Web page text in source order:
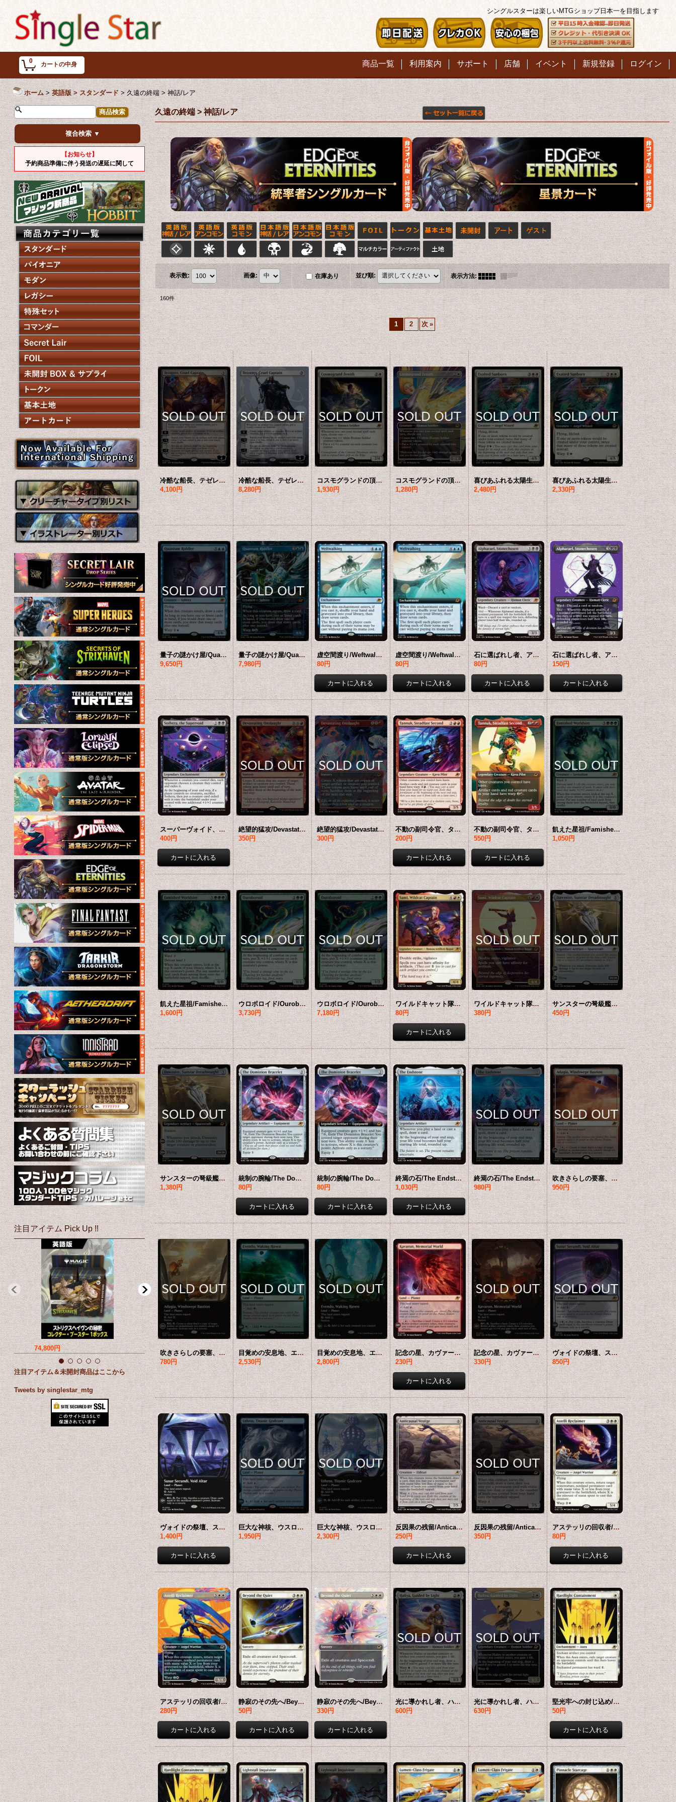
0 カートの中身
シングルスターは楽しいMTGショップ日本一を目指します
ログイン
新規登録
イベント
店舗
サポート
利用案内
商品一覧
ホーム > 英語版 > スタンダード > 久遠の終端 > 神話/レア
複合検索 ▼
【お知らせ】
予約商品準備に伴う発送の遅延に関して
注目アイテム Pick Up !!
74,800円 69,800円 22,800円 22,800円 18,800円
注目アイテム＆未開封商品はここから
Tweets by singlestar_mtg
久遠の終端 > 神話/レア
表示数: 画像: 在庫あり 並び順: 表示方法:
160件
1 2 次 »
冷酷な船長、テゼレット/Tezzeret, Cruel Captain 【英語版】 [EOE-無MR]
4,100円
冷酷な船長、テゼレット/Tezzeret, Cruel Captain (全面アート版) 【英語版】 [EOE-無MR]*詳細要確認
8,280円
コスモグランドの頂点/Cosmogrand Zenith 【英語版】 [EOE-白MR]
1,930円
コスモグランドの頂点/Cosmogrand Zenith (全面アート版) 【英語版】 [EOE-白MR]*詳細要確認
1,280円
喜びあふれる太陽生まれ/Exalted Sunborn 【英語版】 [EOE-白MR]
2,480円
喜びあふれる太陽生まれ/Exalted Sunborn (拡張アート版) 【英語版】 [EOE-白MR]*詳細要確認
2,330円
量子の謎かけ屋/Quantum Riddler 【英語版】 [EOE-青MR]
9,650円
量子の謎かけ屋/Quantum Riddler (全面アート版) 【英語版】 [EOE-青MR]*詳細要確認
7,980円
虚空間渡り/Weftwalking 【英語版】 [EOE-青MR]
80円
虚空間渡り/Weftwalking (拡張アート版) 【英語版】 [EOE-青MR]*詳細要確認
80円
石に選ばれし者、アルファラエル/Alpharael, Stonechosen 【英語版】 [EOE-黒MR]
80円
石に選ばれし者、アルファラエル/Alpharael, Stonechosen (全面アート版) 【英語版】 [EOE-黒MR]*詳細要確認
150円
スーパーヴォイド、ソセラ/Sothera, the Supervoid 【英語版】 [EOE-黒MR]
400円
絶望的猛攻/Devastating Onslaught 【英語版】 [EOE-赤MR]
350円
絶望的猛攻/Devastating Onslaught (全面アート版) 【英語版】 [EOE-赤MR]*詳細要確認
300円
不動の副司令官、タヌーク/Tannuk, Steadfast Second 【英語版】 [EOE-赤MR]
200円
不動の副司令官、タヌーク/Tannuk, Steadfast Second (全面アート版) 【英語版】 [EOE-赤MR]*詳細要確認
550円
飢えた星祖/Famished Worldsire 【英語版】 [EOE-緑MR]
1,050円
飢えた星祖/Famished Worldsire (拡張アート版) 【英語版】 [EOE-緑MR]*詳細要確認
1,600円
ウロボロイド/Ouroboroid 【英語版】 [EOE-緑MR]
3,730円
ウロボロイド/Ouroboroid (拡張アート版) 【英語版】 [EOE-緑MR]*詳細要確認
7,180円
ワイルドキャット隊長、サミ/Sami, Wildcat Captain 【英語版】 [EOE-金MR]
80円
ワイルドキャット隊長、サミ/Sami, Wildcat Captain (全面アート版) 【英語版】 [EOE-金MR]*詳細要確認
380円
サンスターの弩級艦、ドーンサイアー/Dawnsire, Sunstar Dreadnought 【英語版】 [EOE-灰MR]
450円
サンスターの弩級艦、ドーンサイアー/Dawnsire, Sunstar Dreadnought (拡張アート版) 【英語版】 [EOE-灰MR]*詳細要確認
1,380円
統制の腕輪/The Dominion Bracelet 【英語版】 [EOE-灰MR]
80円
統制の腕輪/The Dominion Bracelet (拡張アート版) 【英語版】 [EOE-灰MR]*詳細要確認
80円
終焉の石/The Endstone 【英語版】 [EOE-灰MR]
1,030円
終焉の石/The Endstone (拡張アート版) 【英語版】 [EOE-灰MR]*詳細要確認
980円
吹きさらしの要塞、アダージア/Adagia, Windswept Bastion 【英語版】 [EOE-土地MR]
950円
吹きさらしの要塞、アダージア/Adagia, Windswept Bastion (全面アート版) 【英語版】 [EOE-土地MR]*詳細要確認
780円
目覚めの安息地、エヴェンド/Evendo, Waking Haven 【英語版】 [EOE-土地MR]
2,530円
目覚めの安息地、エヴェンド/Evendo, Waking Haven (全面アート版) 【英語版】 [EOE-土地MR]*詳細要確認
2,800円
記念の星、カヴァーロン/Kavaron, Memorial World 【英語版】 [EOE-土地MR]
230円
記念の星、カヴァーロン/Kavaron, Memorial World (全面アート版) 【英語版】 [EOE-土地MR]*詳細要確認
330円
ヴォイドの祭壇、ススール・セクンディ/Susur Secundi, Void Altar 【英語版】 [EOE-土地MR]
850円
ヴォイドの祭壇、ススール・セクンディ/Susur Secundi, Void Altar (全面アート版) 【英語版】 [EOE-土地MR]*詳細要確認
1,400円
巨大な神核、ウスロス/Uthros, Titanic Godcore 【英語版】 [EOE-土地MR]
1,950円
巨大な神核、ウスロス/Uthros, Titanic Godcore (全面アート版) 【英語版】 [EOE-土地MR]*詳細要確認
2,300円
反因果の残留/Anticausal Vestige 【英語版】 [EOE-無R]
250円
反因果の残留/Anticausal Vestige (拡張アート版) 【英語版】 [EOE-無R]*詳細要確認
350円
アステッリの回収者/Astelli Reclaimer 【英語版】 [EOE-白R]
80円
アステッリの回収者/Astelli Reclaimer (全面アート版) 【英語版】 [EOE-白R]*詳細要確認
280円
静寂のその先へ/Beyond the Quiet 【英語版】 [EOE-白R]
50円
静寂のその先へ/Beyond the Quiet (全面アート版) 【英語版】 [EOE-白R]*詳細要確認
330円
光に導かれし者、ハリーヤ/Haliya, Guided by Light 【英語版】 [EOE-白R]
600円
光に導かれし者、ハリーヤ/Haliya, Guided by Light (全面アート版) 【英語版】 [EOE-白R]*詳細要確認
630円
堅光牢への封じ込め/Hardlight Containment 【英語版】 [EOE-白R]
50円